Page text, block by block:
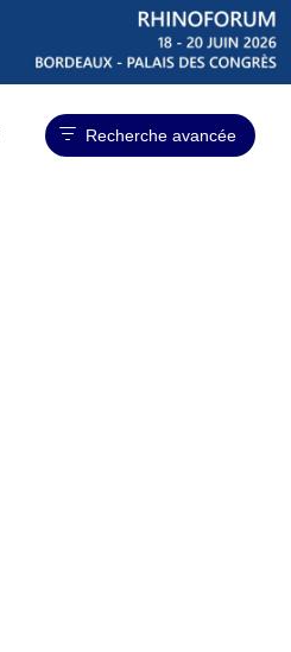
Recherche avancée